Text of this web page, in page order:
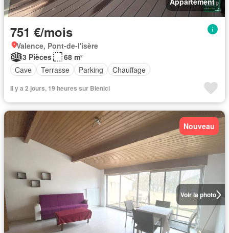
751 €/mois
Valence, Pont-de-l'isère
3 Pièces
68 m²
Cave
Terrasse Parking Chauffage
Il y a 2 jours, 19 heures sur Bienici
Voir la photo
Nouveau